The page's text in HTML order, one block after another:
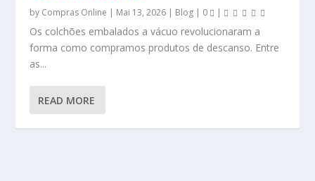
by Compras Online | Mai 13, 2026 | Blog | 0 |
Os colchões embalados a vácuo revolucionaram a
forma como compramos produtos de descanso. Entre
as...
READ MORE